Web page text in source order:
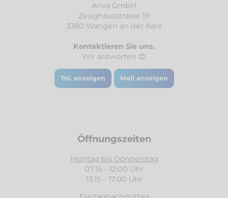
Ariva GmbH
Zeughausstrasse 19
3380 Wangen an der Aare
Kontaktieren Sie uns.
Wir antworten 😊
Tel. anzeigen Mail anzeigen
Öffnungszeiten
Montag bis Donnerstag
07:15 – 12:00 Uhr
13:15 – 17:00 Uhr